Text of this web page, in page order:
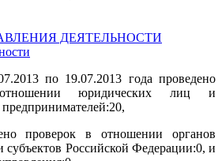
ДЕЯТЕЛЬНОСТИ
по 19.07.2013 года проведено
юридических лиц и
проверок в отношении органов
субъектов Российской Федерации:0, и